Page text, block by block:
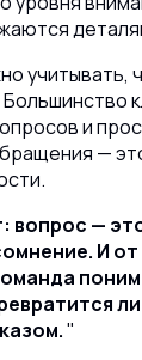
учитывать,
и
—
вопрос —
И от